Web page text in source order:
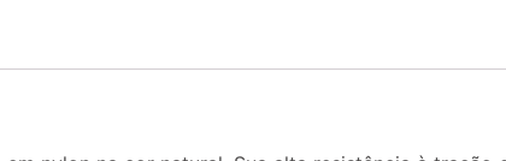
quantidade